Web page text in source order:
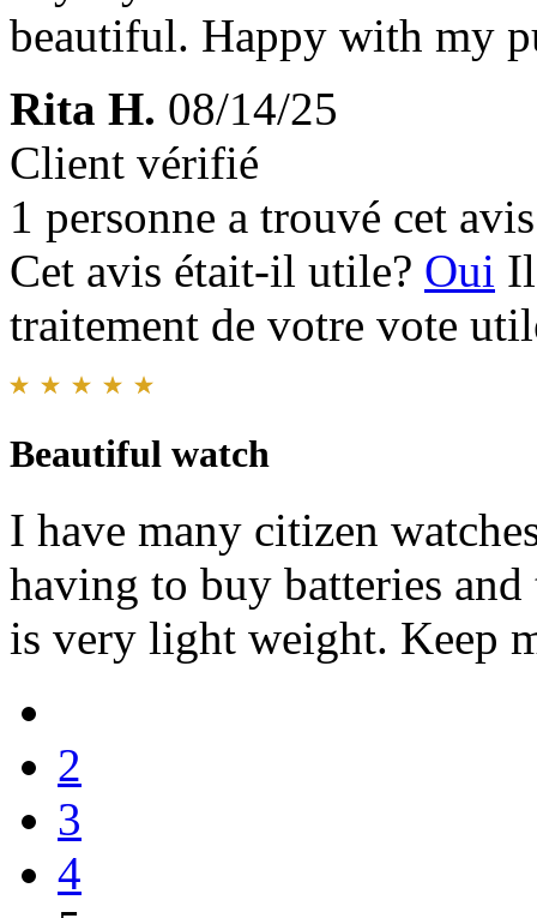
beautiful. Happy with my
Rita H. 08/14/25
Client vérifié
1 personne a trouvé cet
Cet avis était-il utile? Oui
traitement de votre vote
Beautiful watch
I have many citizen
having to buy batteries
is very light weight. Keep
2
3
4